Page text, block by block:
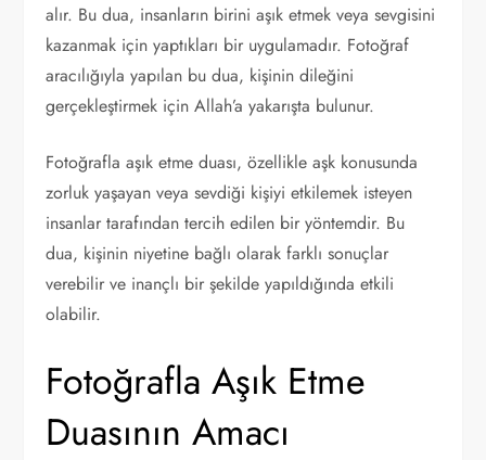
alır. Bu dua, insanların birini aşık etmek veya sevgisini
kazanmak için yaptıkları bir uygulamadır. Fotoğraf
aracılığıyla yapılan bu dua, kişinin dileğini
gerçekleştirmek için Allah’a yakarışta bulunur.
Fotoğrafla aşık etme duası, özellikle aşk konusunda
zorluk yaşayan veya sevdiği kişiyi etkilemek isteyen
insanlar tarafından tercih edilen bir yöntemdir. Bu
dua, kişinin niyetine bağlı olarak farklı sonuçlar
verebilir ve inançlı bir şekilde yapıldığında etkili
olabilir.
Fotoğrafla Aşık Etme
Duasının Amacı